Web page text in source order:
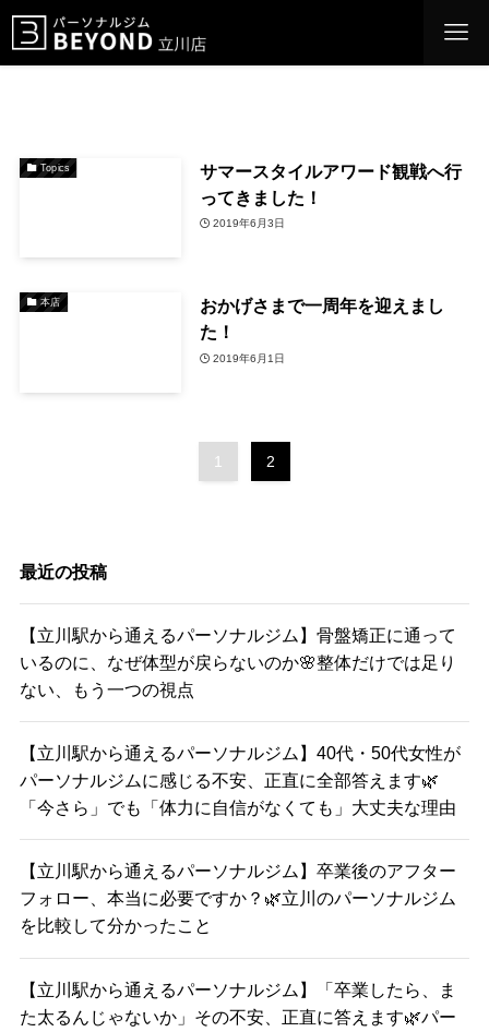
Topics
サマースタイルアワード観戦へ行
ってきました！
2019年6月3日
本店
おかげさまで一周年を迎えまし
た！
2019年6月1日
1 2
最近の投稿
【立川駅から通えるパーソナルジム】骨盤矯正に通って
いるのに、なぜ体型が戻らないのか🌸整体だけでは足り
ない、もう一つの視点
【立川駅から通えるパーソナルジム】40代・50代女性が
パーソナルジムに感じる不安、正直に全部答えます🌿
「今さら」でも「体力に自信がなくても」大丈夫な理由
【立川駅から通えるパーソナルジム】卒業後のアフター
フォロー、本当に必要ですか？🌿立川のパーソナルジム
を比較して分かったこと
【立川駅から通えるパーソナルジム】「卒業したら、ま
た太るんじゃないか」その不安、正直に答えます🌿パー